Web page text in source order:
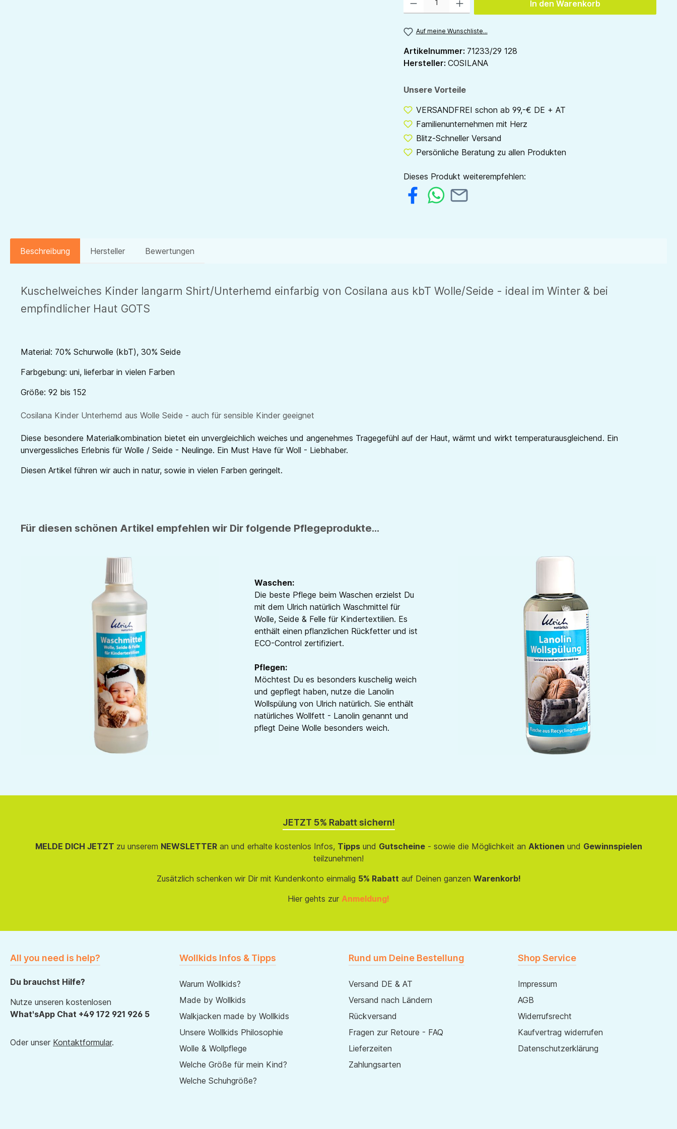
In den Warenkorb
Auf meine Wunschliste...
Artikelnummer: 71233/29 128
Hersteller: COSILANA
Unsere Vorteile
VERSANDFREI schon ab 99,-€ DE + AT
Familienunternehmen mit Herz
Blitz-Schneller Versand
Persönliche Beratung zu allen Produkten
Dieses Produkt weiterempfehlen:
Beschreibung Hersteller Bewertungen
Kuschelweiches Kinder langarm Shirt/Unterhemd einfarbig von Cosilana aus kbT Wolle/Seide - ideal im Winter & bei
empfindlicher Haut GOTS
Material: 70% Schurwolle (kbT), 30% Seide
Farbgebung: uni, lieferbar in vielen Farben
Größe: 92 bis 152
Cosilana Kinder Unterhemd aus Wolle Seide - auch für sensible Kinder geeignet
Diese besondere Materialkombination bietet ein unvergleichlich weiches und angenehmes Tragegefühl auf der Haut, wärmt und wirkt temperaturausgleichend. Ein
unvergessliches Erlebnis für Wolle / Seide - Neulinge. Ein Must Have für Woll - Liebhaber.
Diesen Artikel führen wir auch in natur, sowie in vielen Farben geringelt.
Für diesen schönen Artikel empfehlen wir Dir folgende Pflegeprodukte...
Waschen:
Die beste Pflege beim Waschen erzielst Du
mit dem Ulrich natürlich Waschmittel für
Wolle, Seide & Felle für Kindertextilien. Es
enthält einen pflanzlichen Rückfetter und ist
ECO-Control zertifiziert.
Pflegen:
Möchtest Du es besonders kuschelig weich
und gepflegt haben, nutze die Lanolin
Wollspülung von Ulrich natürlich. Sie enthält
natürliches Wollfett - Lanolin genannt und
pflegt Deine Wolle besonders weich.
JETZT 5% Rabatt sichern!
MELDE DICH JETZT zu unserem NEWSLETTERan und erhalte kostenlos Infos, Tippsund Gutscheine- sowie die Möglichkeit an Aktionen und Gewinnspielen
teilzunehmen!
Zusätzlich schenken wir Dir mit Kundenkonto einmalig 5% Rabatt auf Deinen ganzen Warenkorb!
Hier gehts zur Anmeldung!
All you need is help?
Du brauchst Hilfe?
Nutze unseren kostenlosen
What'sApp Chat +49 172 921 926 5
Oder unser Kontaktformular.
Wollkids Infos & Tipps
Warum Wollkids?
Made by Wollkids
Walkjacken made by Wollkids
Unsere Wollkids Philosophie
Wolle & Wollpflege
Welche Größe für mein Kind?
Welche Schuhgröße?
Rund um Deine Bestellung
Versand DE & AT
Versand nach Ländern
Rückversand
Fragen zur Retoure - FAQ
Lieferzeiten
Zahlungsarten
Shop Service
Impressum
AGB
Widerrufsrecht
Kaufvertrag widerrufen
Datenschutzerklärung